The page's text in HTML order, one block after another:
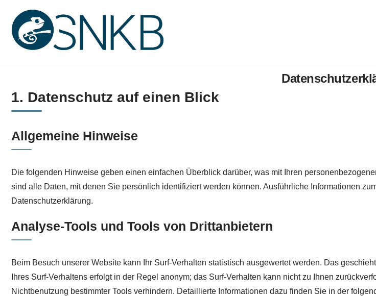
Zum
Inhalt
1. Datenschutz auf einen Blick
Allgemeine Hinweise
Die folgenden Hinweise geben einen einfachen Überblick darüber, was mit Ihren
sind alle Daten, mit denen Sie persönlich identifiziert werden können. Ausführliche Informationen
Datenschutzerklärung.
Analyse-Tools und Tools von Drittanbietern
Beim Besuch unserer Website kann Ihr Surf-Verhalten statistisch ausgewertet werden. Das
Ihres Surf-Verhaltens erfolgt in der Regel anonym; das Surf-Verhalten kann nicht zu Ihnen
Nichtbenutzung bestimmter Tools verhindern. Detaillierte Informationen dazu finden Sie in der